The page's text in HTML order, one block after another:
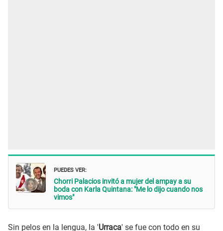
PUEDES VER:
Chorri Palacios invitó a mujer del ampay a su
boda con Karla Quintana: "Me lo dijo cuando nos
vimos"
Sin pelos en la lengua, la 'Urraca' se fue con todo en su